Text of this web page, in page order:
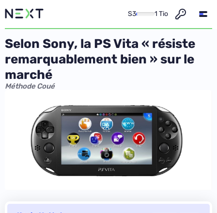
S3 1 Tio
Selon Sony, la PS Vita « résiste
remarquablement bien » sur le
marché
Méthode Coué